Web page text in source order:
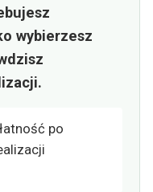
wybierzesz
po